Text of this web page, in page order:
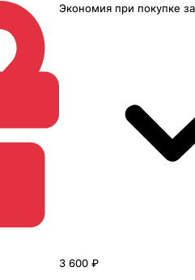
Экономия при покупке
3 600 ₽